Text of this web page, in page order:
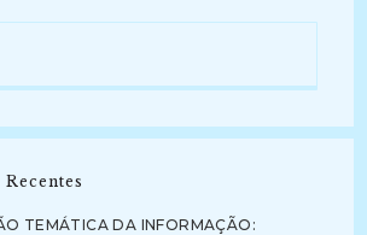
TEMÁTICA DA INFORMAÇÃO: